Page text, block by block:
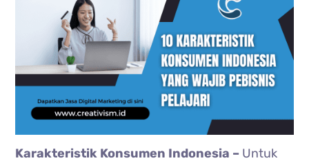
Karakteristik Konsumen Indonesia – Untuk